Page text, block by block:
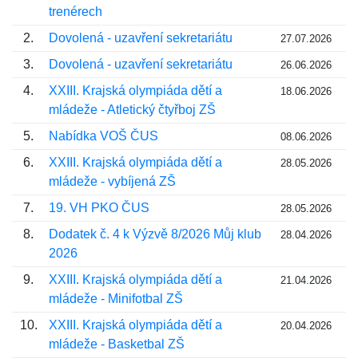
trenérech
2. Dovolená - uzavření sekretariátu 27.07.2026
3. Dovolená - uzavření sekretariátu 26.06.2026
4.
XXIII. Krajská olympiáda dětí a
mládeže - Atletický čtyřboj ZŠ
18.06.2026
5. Nabídka VOŠ ČUS 08.06.2026
6.
XXIII. Krajská olympiáda dětí a
mládeže - vybíjená ZŠ
28.05.2026
7. 19. VH PKO ČUS 28.05.2026
8.
Dodatek č. 4 k Výzvě 8/2026 Můj klub
2026
28.04.2026
9.
XXIII. Krajská olympiáda dětí a
mládeže - Minifotbal ZŠ
21.04.2026
10.
XXIII. Krajská olympiáda dětí a
mládeže - Basketbal ZŠ
20.04.2026